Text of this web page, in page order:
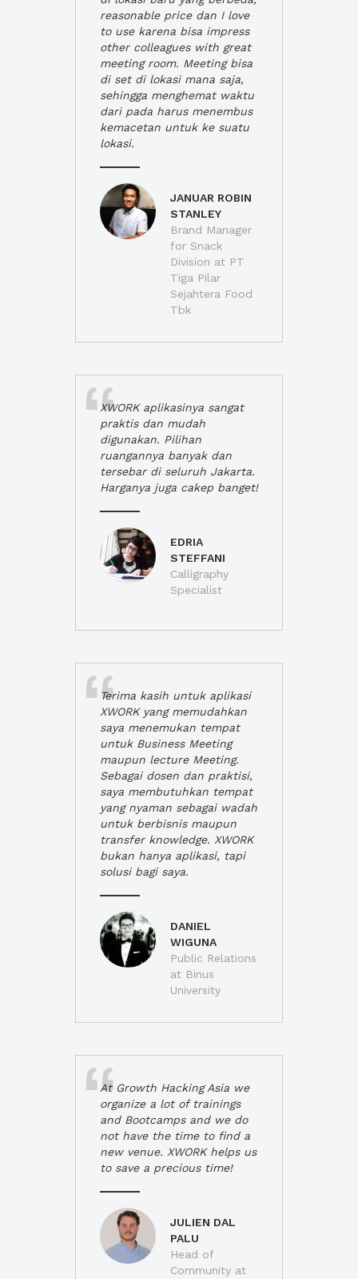
reasonable price dan I love
to use karena bisa impress
other colleagues with great
meeting room. Meeting bisa
di set di lokasi mana saja,
sehingga menghemat waktu
dari pada harus menembus
kemacetan untuk ke suatu
lokasi.
JANUAR ROBIN
STANLEY
Brand Manager
for Snack
Division at PT
Tiga Pilar
Sejahtera Food
Tbk
XWORK aplikasinya sangat
praktis dan mudah
digunakan. Pilihan
ruangannya banyak dan
tersebar di seluruh Jakarta.
Harganya juga cakep banget!
EDRIA
STEFFANI
Calligraphy
Specialist
Terima kasih untuk aplikasi
XWORK yang memudahkan
saya menemukan tempat
untuk Business Meeting
maupun lecture Meeting.
Sebagai dosen dan praktisi,
saya membutuhkan tempat
yang nyaman sebagai wadah
untuk berbisnis maupun
transfer knowledge. XWORK
bukan hanya aplikasi, tapi
solusi bagi saya.
DANIEL
WIGUNA
Public Relations
at Binus
University
At Growth Hacking Asia we
organize a lot of trainings
and Bootcamps and we do
not have the time to find a
new venue. XWORK helps us
to save a precious time!
JULIEN DAL
PALU
Head of
Community at